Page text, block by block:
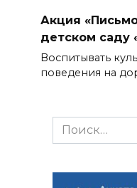
Акция
детском саду
Воспитывать
поведения на
Search
for: